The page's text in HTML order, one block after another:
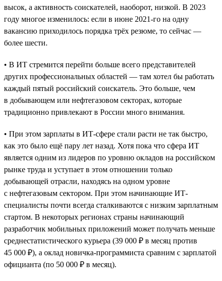
высок, а активность соискателей, наоборот, низкой. В 2023
году многое изменилось: если в июне 2021-го на одну
вакансию приходилось порядка трёх резюме, то сейчас —
более шести.
• В ИТ стремится перейти больше всего представителей
других профессиональных областей — там хотел бы работать
каждый пятый российский соискатель. Это больше, чем
в добывающем или нефтегазовом секторах, которые
традиционно привлекают в России много внимания.
• При этом зарплаты в ИТ-сфере стали расти не так быстро,
как это было ещё пару лет назад. Хотя пока что сфера ИТ
является одним из лидеров по уровню окладов на российском
рынке труда и уступает в этом отношении только
добывающей отрасли, находясь на одном уровне
с нефтегазовым сектором. При этом начинающие ИТ-
специалисты почти всегда сталкиваются с низким зарплатным
стартом. В некоторых регионах страны начинающий
разработчик мобильных приложений может получать меньше
среднестатистического курьера (39 000 ₽ в месяц против
45 000 ₽), а оклад новичка-программиста сравним с зарплатой
официанта (по 50 000 ₽ в месяц).